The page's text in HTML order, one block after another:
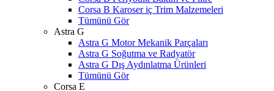
Corsa B Karoser iç Trim Malzemeleri
Tümünü Gör
Astra G
Astra G Motor Mekanik Parçaları
Astra G Soğutma ve Radyatör
Astra G Dış Aydınlatma Ürünleri
Tümünü Gör
Corsa E